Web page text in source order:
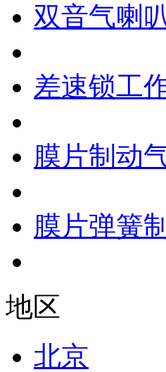
双音气喇
差速锁工
膜片制动
膜片弹簧
地区
北京